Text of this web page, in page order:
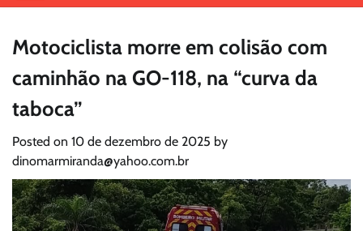
Motociclista morre em colisão com
caminhão na GO-118, na “curva da
taboca”
Posted on 10 de dezembro de 2025 by
dinomarmiranda@yahoo.com.br